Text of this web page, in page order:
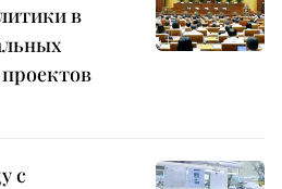
в
с